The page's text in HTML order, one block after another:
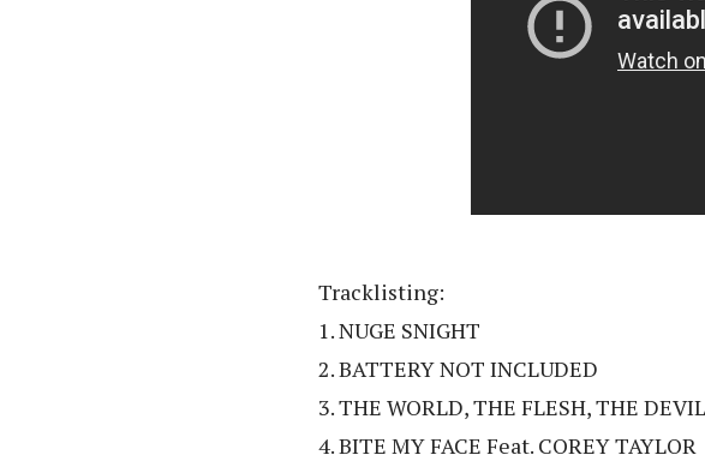
Tracklisting:
1. NUGE SNIGHT
2. BATTERY NOT INCLUDED
3. THE WORLD, THE FLESH, THE DEVIL
4. BITE MY FACE Feat. COREY TAYLOR